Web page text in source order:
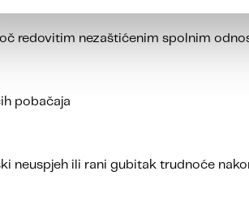
redovitim nezaštićenim spolnim
pobačaja
neuspjeh ili rani gubitak trudnoće